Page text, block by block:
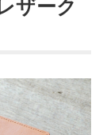
ザーク